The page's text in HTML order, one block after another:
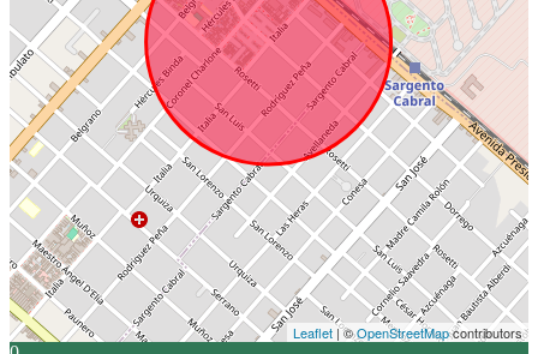
Leaflet | ©OpenStreetMapcontributors